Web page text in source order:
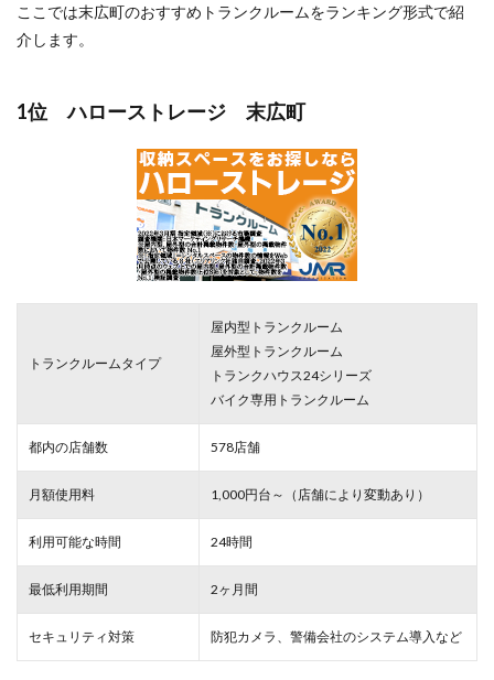
ここでは末広町のおすすめトランクルームをランキング形式で紹
介します。
1位 ハローストレージ 末広町
トランクルームタイプ
屋内型トランクルーム
屋外型トランクルーム
トランクハウス24シリーズ
バイク専用トランクルーム
都内の店舗数 578店舗
月額使用料 1,000円台～（店舗により変動あり）
利用可能な時間 24時間
最低利用期間 2ヶ月間
セキュリティ対策 防犯カメラ、警備会社のシステム導入など